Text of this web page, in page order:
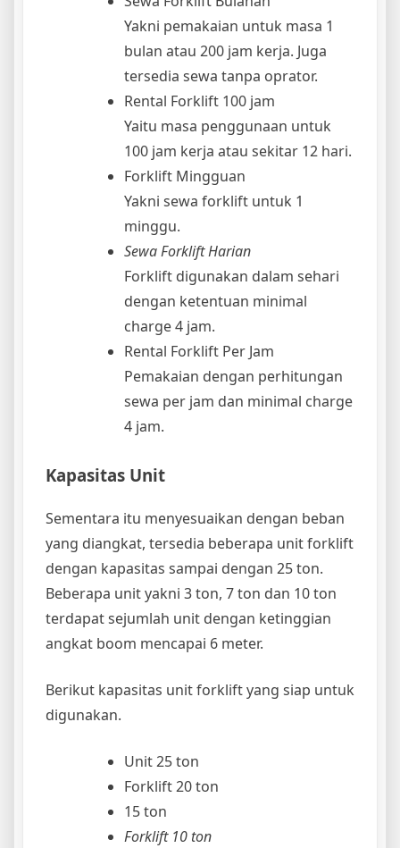
Yakni pemakaian untuk masa 1
bulan atau 200 jam kerja. Juga
tersedia sewa tanpa oprator.
Rental Forklift 100 jam
Yaitu masa penggunaan untuk
100 jam kerja atau sekitar 12 hari.
Forklift Mingguan
Yakni sewa forklift untuk 1
minggu.
Sewa Forklift Harian
Forklift digunakan dalam sehari
dengan ketentuan minimal
charge 4 jam.
Rental Forklift Per Jam
Pemakaian dengan perhitungan
sewa per jam dan minimal charge
4 jam.
Kapasitas Unit
Sementara itu menyesuaikan dengan beban
yang diangkat, tersedia beberapa unit forklift
dengan kapasitas sampai dengan 25 ton.
Beberapa unit yakni 3 ton, 7 ton dan 10 ton
terdapat sejumlah unit dengan ketinggian
angkat boom mencapai 6 meter.
Berikut kapasitas unit forklift yang siap untuk
digunakan.
Unit 25 ton
Forklift 20 ton
15 ton
Forklift 10 ton